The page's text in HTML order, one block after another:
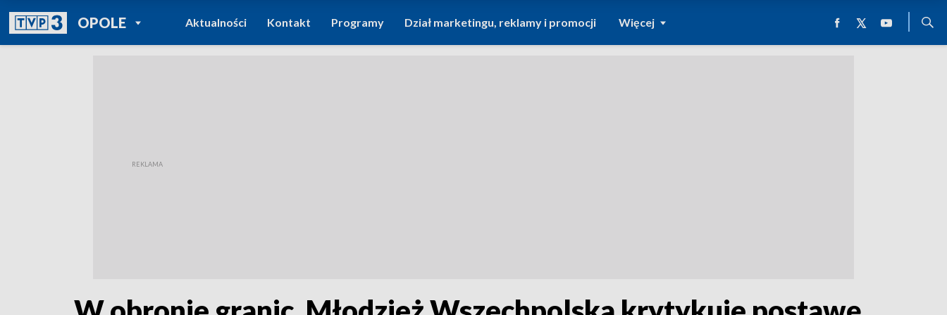
OPOLEPOWRÓT DO
TVP REGIONY
Aktualności Kontakt Programy Dział marketingu, reklamy i promocji Więcej